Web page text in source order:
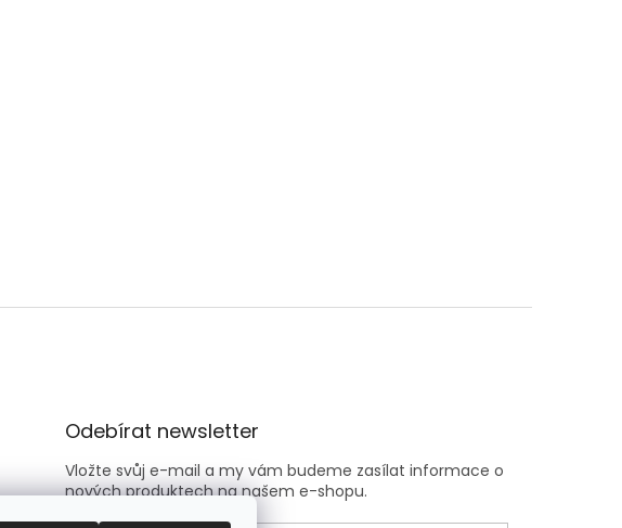
Odebírat newsletter
Vložte svůj e-mail a my vám budeme zasílat informace o
nových produktech na našem e-shopu.